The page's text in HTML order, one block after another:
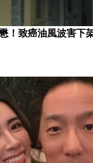
！致癌油風波害下